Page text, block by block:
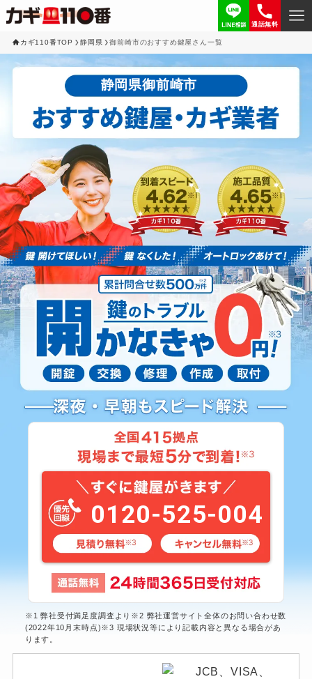
通話無料
カギ110番TOP 静岡県 御前崎市のおすすめ鍵屋さん一覧
静岡県御前崎市
0120-525-004
※1 弊社受付満足度調査より※2 弊社運営サイト全体のお問い合わせ数
(2022年10月末時点)※3 現場状況等により記載内容と異なる場合があ
ります。